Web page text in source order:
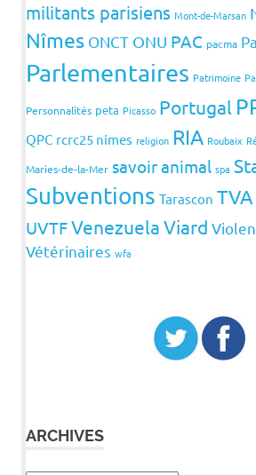
militants parisiens Mont-de-Marsan
Nîmes ONCT ONU PAC pacma
Parlementaires Patrimoine
Personnalités peta Picasso Portugal
QPC rcrc25 nimes religion RIA Roubaix
Maries-de-la-Mer savoir animal spa
Subventions Tarascon TVA
UVTFVenezuelaViard
Vétérinaires wfa
ARCHIVES